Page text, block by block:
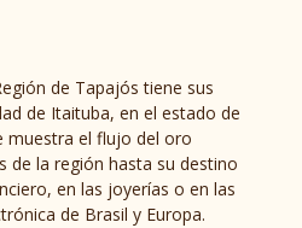
de Tapajós tiene sus
de Itaituba, en el estado de
muestra el flujo del oro
de la región hasta su destino
en las joyerías o en las
de Brasil y Europa.